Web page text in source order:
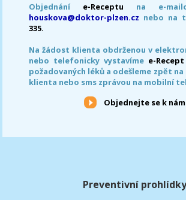
Objednání e-Receptu na e-
houskova@doktor-plzen.cz nebo na
335.
Na žádost klienta obdrženou v
nebo telefonicky vystavíme e-Recept
požadovaných léků a odešleme zpět na
klienta nebo sms zprávou na mobilní
Objednejte se k nám
Preventivní prohlídky